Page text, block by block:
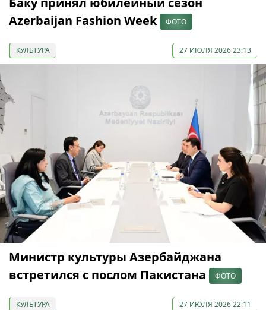
Azerbaijan Fashion Week
ФОТО
КУЛЬТУРА 27 ИЮЛЯ 2026 23:13
Министр культуры Азербайджана
встретился с послом Пакистана
ФОТО
КУЛЬТУРА 27 ИЮЛЯ 2026 22:11